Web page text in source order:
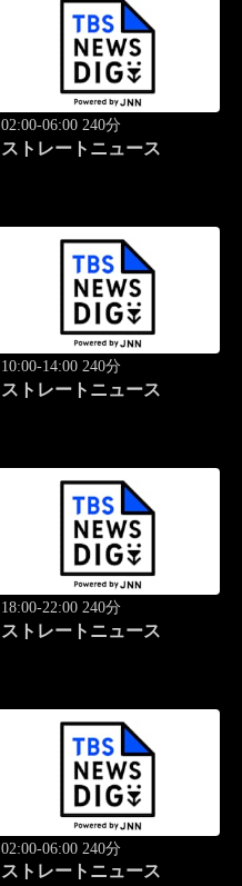
02:00-06:00 240分
ストレートニュース
10:00-14:00 240分
ストレートニュース
18:00-22:00 240分
ストレートニュース
02:00-06:00 240分
ストレートニュース